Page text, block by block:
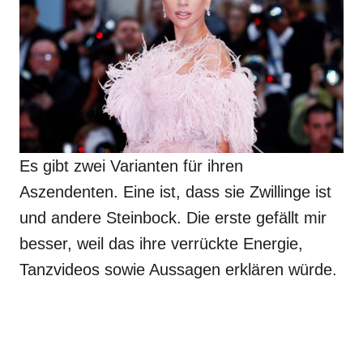
Es gibt zwei Varianten für ihren
Aszendenten. Eine ist, dass sie Zwillinge ist
und andere Steinbock. Die erste gefällt mir
besser, weil das ihre verrückte Energie,
Tanzvideos sowie Aussagen erklären würde.